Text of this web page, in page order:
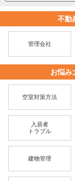
不動
管理会社
お悩み
空室対策方法
入居者
トラブル
建物管理